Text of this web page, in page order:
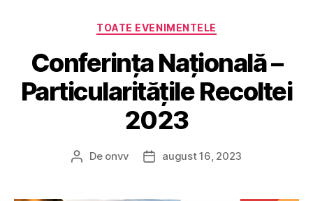
Categorii
TOATE EVENIMENTELE
Conferința Națională –
Particularitățile Recoltei
2023
Autor
De onvv
Datăaugust 16, 2023